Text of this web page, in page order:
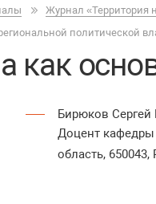
Журнал «Территория
политической
как
Бирюков
Доцент кафедры
область,